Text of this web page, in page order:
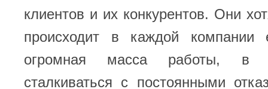
клиентов и их конкурентов. Они
происходит в каждой
огромная масса работы, в
сталкиваться с постоянными